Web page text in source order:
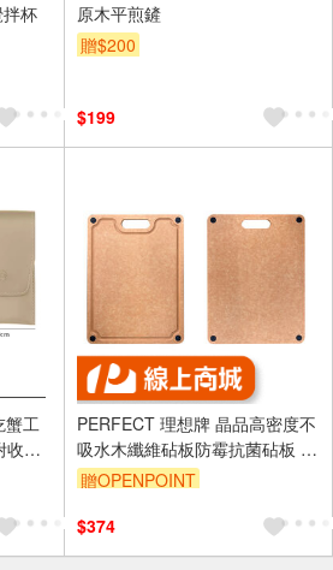
拌杯
原木平煎鏟
贈$200
$199
蟹工
收納
備
PERFECT 理想牌 晶品高密度不
吸水木纖維砧板防霉抗菌砧板 小
（23.5*29.8cm）-Leidea樂德兒
贈OPENPOINT
$374